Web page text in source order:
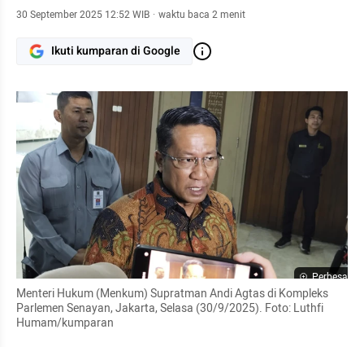
30 September 2025 12:52 WIB · waktu baca 2 menit
Ikuti kumparan di Google
Perbesar
Menteri Hukum (Menkum) Supratman Andi Agtas di Kompleks
Parlemen Senayan, Jakarta, Selasa (30/9/2025). Foto: Luthfi
Humam/kumparan